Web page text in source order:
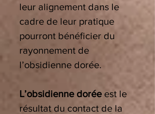
leur alignement dans le
cadre de leur pratique
pourront bénéficier du
rayonnement de
l’obsidienne dorée.
L’obsidienne dorée est le
résultat du contact de la